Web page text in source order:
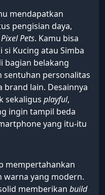
mendapatkan
pengisian daya,
Pixel Pets. Kamu bisa
Kucing atau Simba
bagian belakang
sentuhan personalitas
lain. Desainnya
sekaligus playful,
ingin tampil beda
yang itu-itu
mempertahankan
warna yang modern.
memberikan build